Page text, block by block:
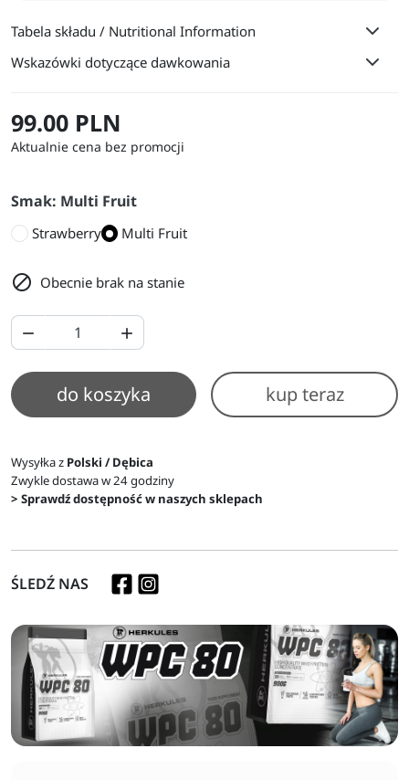
Tabela składu / Nutritional Information
Wskazówki dotyczące dawkowania
99.00 PLN
Aktualnie cena bez promocji
Smak: Multi Fruit
Strawberry Multi Fruit
 Obecnie brak na stanie
 
do koszyka kup teraz
Wysyłka z Polski / Dębica
Zwykle dostawa w 24 godziny
> Sprawdź dostępność w naszych sklepach
ŚLEDŹ NAS